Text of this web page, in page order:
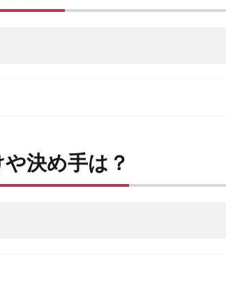
決め手は？